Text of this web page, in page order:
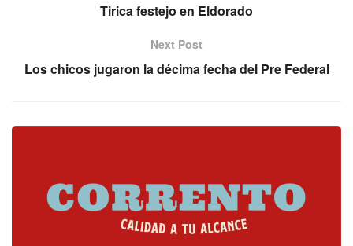
Tirica festejo en Eldorado
Next Post
Los chicos jugaron la décima fecha del Pre Federal